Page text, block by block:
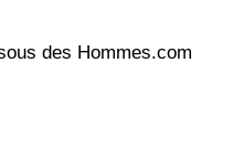
des Hommes.com